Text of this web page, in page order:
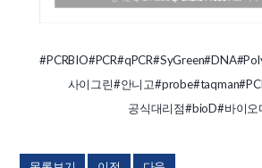
#PCRBIO#PCR#qPCR#SyGreen#DNA
사이그린#안니고#probe#taqman
공식대리점#bioD#바이오